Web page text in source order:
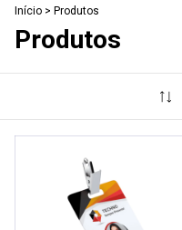
Início > Produtos
Produtos